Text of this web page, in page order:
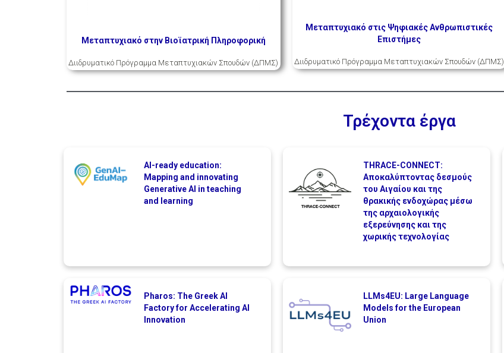
Μεταπτυχιακό στην Βιοϊατρική Πληροφορική
Διιδρυματικό Πρόγραμμα Μεταπτυχιακών Σπουδών (ΔΠΜΣ)
Μεταπτυχιακό στις Ψηφιακές Ανθρωπιστικές
Επιστήμες
Διιδρυματικό Πρόγραμμα Μεταπτυχιακών Σπουδών (ΔΠΜΣ)
Τρέχοντα έργα
AI-ready education:
Mapping and innovating
Generative AI in teaching
and learning
THRACE-CONNECT:
Αποκαλύπτοντας δεσμούς
του Αιγαίου και της
θρακικής ενδοχώρας μέσω
της αρχαιολογικής
εξερεύνησης και της
χωρικής τεχνολογίας
Pharos: The Greek AI
Factory for Accelerating AI
Innovation
LLMs4EU: Large Language
Models for the European
Union